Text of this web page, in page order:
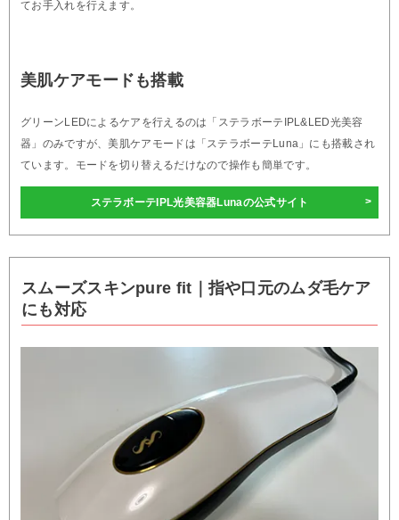
てお手入れを行えます。
美肌ケアモードも搭載
グリーンLEDによるケアを行えるのは「ステラボーテIPL&LED光美容
器」のみですが、美肌ケアモードは「ステラボーテLuna」にも搭載され
ています。モードを切り替えるだけなので操作も簡単です。
ステラボーテIPL光美容器Lunaの公式サイト
スムーズスキンpure fit｜指や口元のムダ毛ケア
にも対応